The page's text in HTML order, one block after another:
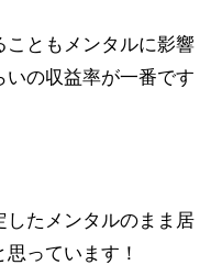
こともメンタルに影響
の収益率が一番です
たメンタルのまま居
っています！